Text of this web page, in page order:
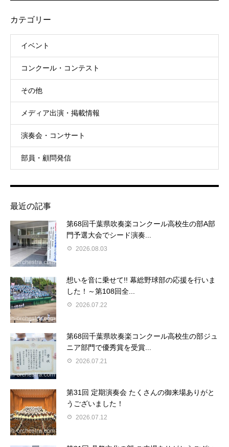
カテゴリー
イベント
コンクール・コンテスト
その他
メディア出演・掲載情報
演奏会・コンサート
部員・顧問発信
最近の記事
第68回千葉県吹奏楽コンクール高校生の部A部
門予選大会でシード演奏...
2026.08.03
想いを音に乗せて!! 幕総野球部の応援を行いま
した！～第108回全...
2026.07.22
第68回千葉県吹奏楽コンクール高校生の部ジュ
ニア部門で優秀賞を受賞...
2026.07.21
第31回 定期演奏会 たくさんの御来場ありがと
うございました！
2026.07.12